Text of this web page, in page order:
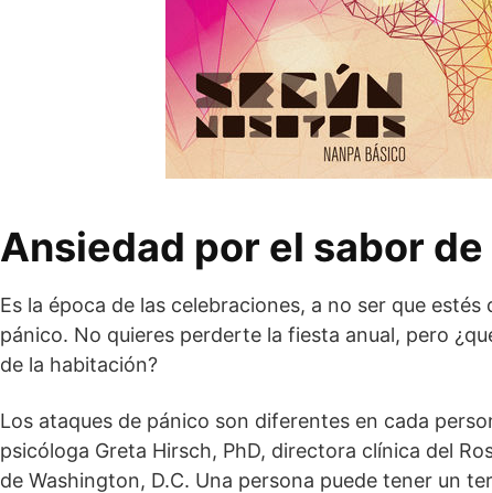
Ansiedad por el sabor
Es la época de las celebraciones, a no ser que
pánico. No quieres perderte la fiesta anual, pero
de la habitación?
Los ataques de pánico son diferentes en cada
psicóloga Greta Hirsch, PhD, directora clínica del
de Washington, D.C. Una persona puede tener un